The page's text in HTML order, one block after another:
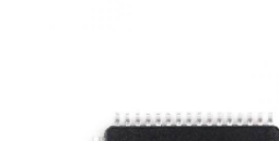
Chip bộ nhớ DRAM